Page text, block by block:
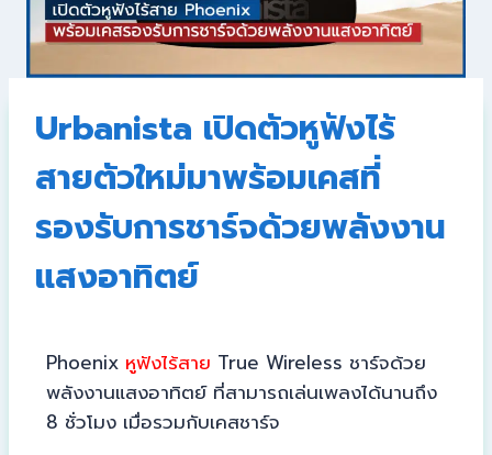
Urbanista เปิดตัวหูฟังไร้
สายตัวใหม่มาพร้อมเคสที่
รองรับการชาร์จด้วยพลังงาน
แสงอาทิตย์
Phoenix หูฟังไร้สาย True Wireless ชาร์จด้วย
พลังงานแสงอาทิตย์ ที่สามารถเล่นเพลงได้นานถึง
8 ชั่วโมง เมื่อรวมกับเคสชาร์จ